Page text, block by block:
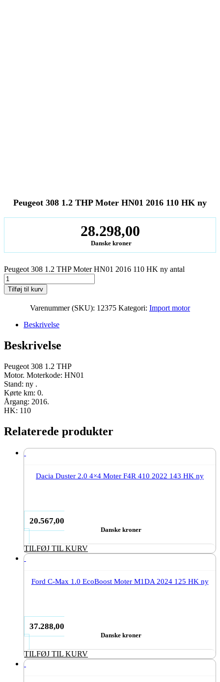
Peugeot 308 1.2 THP Moter HN01 2016 110 HK ny
28.298,00
Danske kroner
Peugeot 308 1.2 THP Moter HN01 2016 110 HK ny antal
Tilføj til kurv
Varenummer (SKU): 12375 Kategori: Import motor
Beskrivelse
Beskrivelse
Peugeot 308 1.2 THP
Motor. Moterkode: HN01
Stand: ny .
Kørte km: 0.
Årgang: 2016.
HK: 110
Relaterede produkter
Dacia Duster 2.0 4×4 Moter F4R 410 2022 143 HK ny
20.567,00
Danske kroner
TILFØJ TIL KURV
Ford C-Max 1.0 EcoBoost Moter M1DA 2024 125 HK ny
37.288,00
Danske kroner
TILFØJ TIL KURV